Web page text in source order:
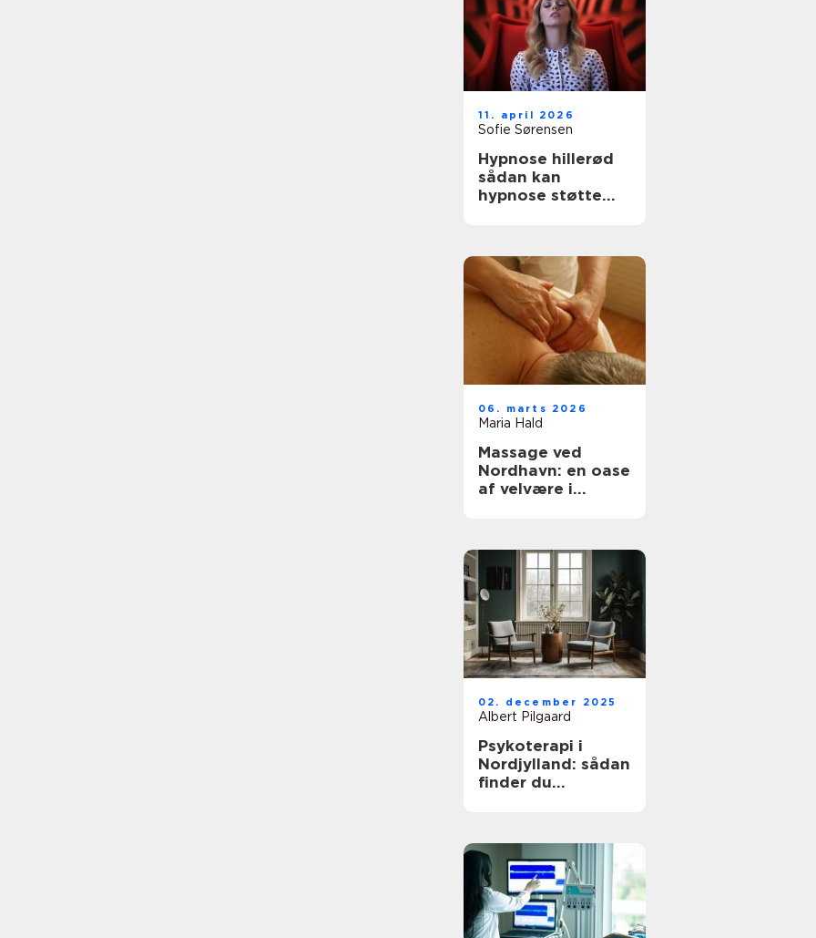
11. april 2026
Sofie Sørensen
Hypnose hillerød
sådan kan
hypnose støtte
06. marts 2026
Maria Hald
Massage ved
Nordhavn: en oase
af velvære i
02. december 2025
Albert Pilgaard
Psykoterapi i
Nordjylland: sådan
finder du